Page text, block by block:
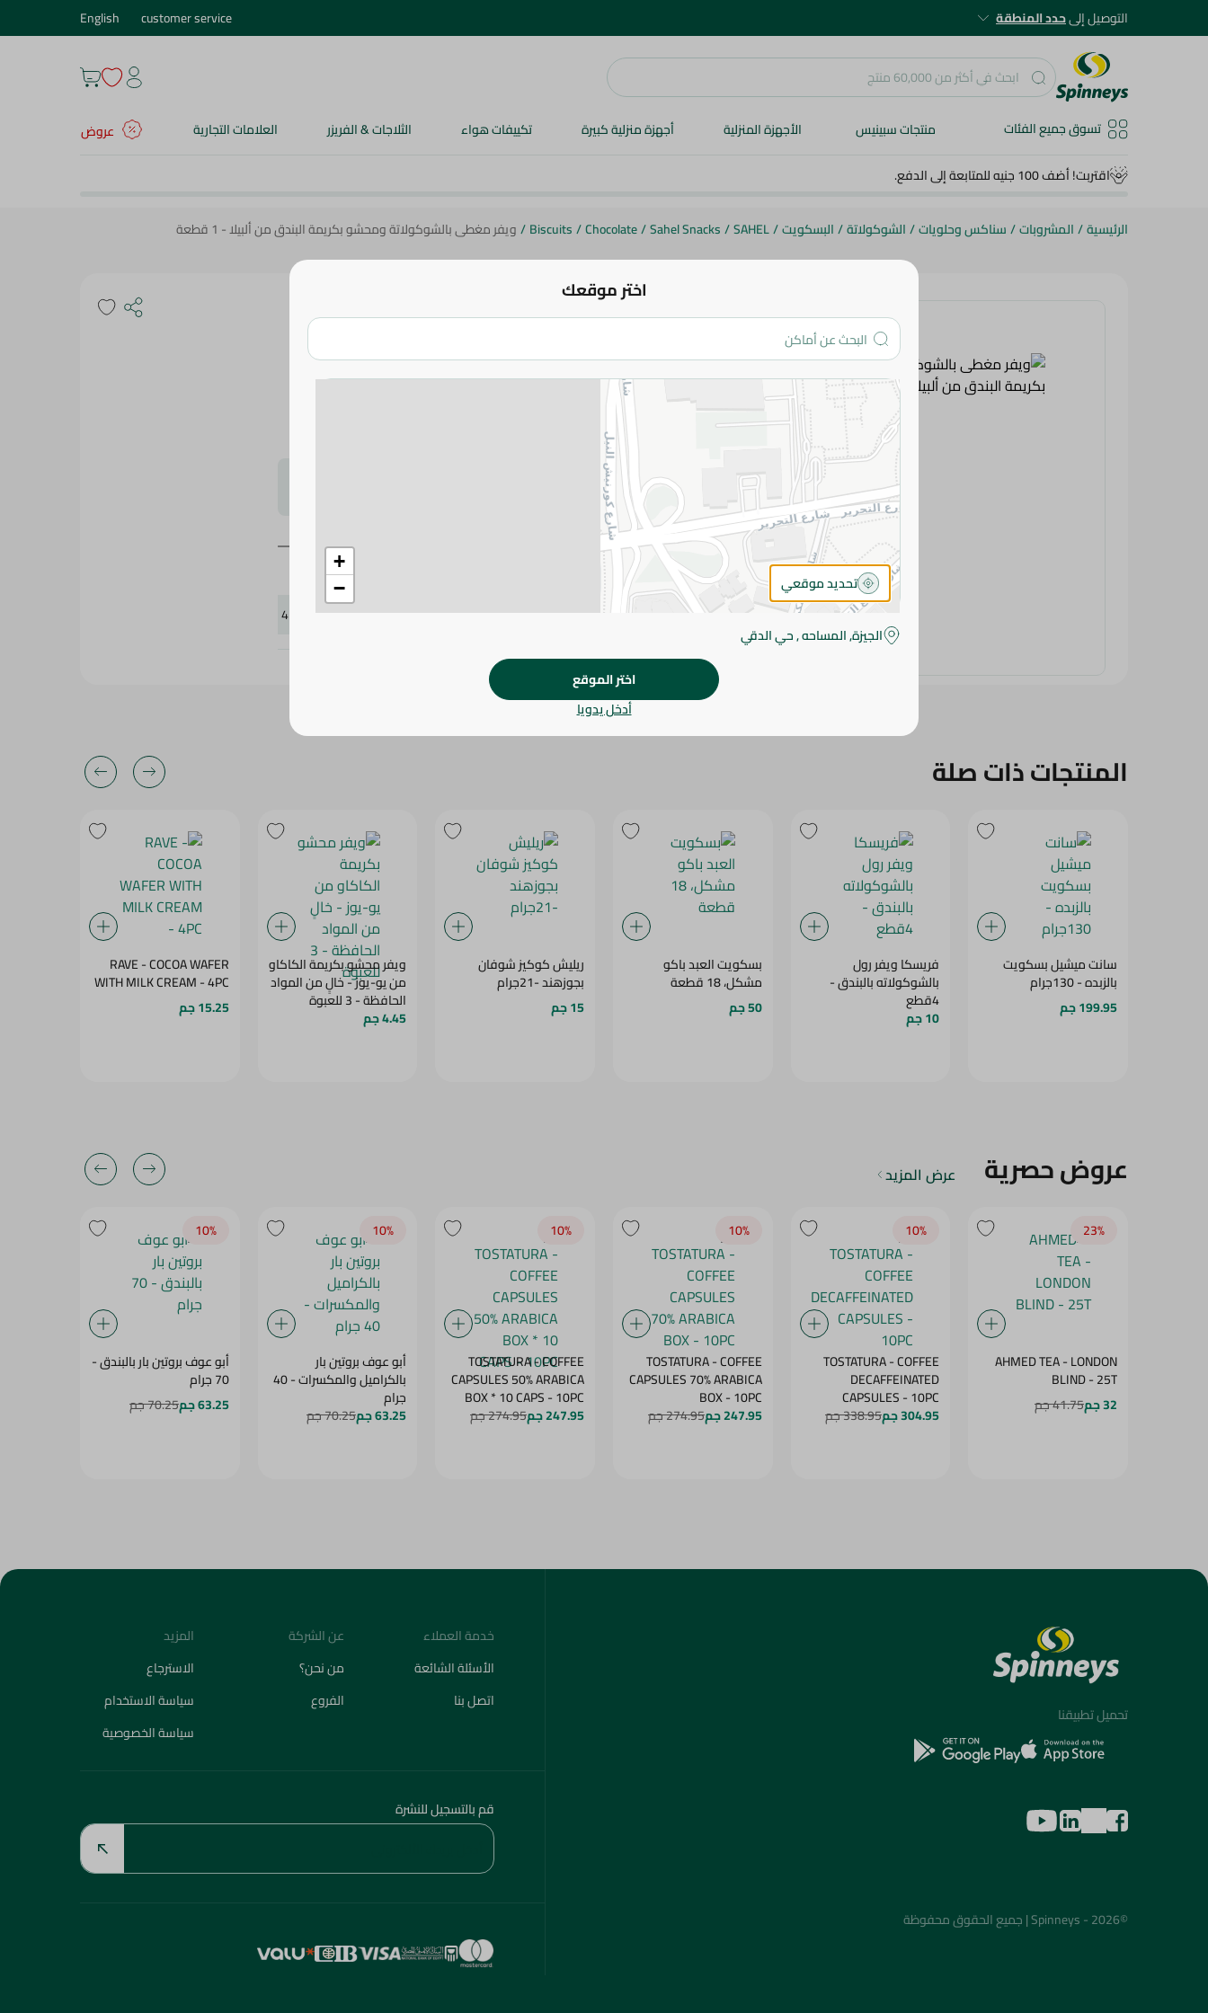
التوصيل إلىحدد المنطقة customer service
English
تسوق جميع الفئات منتجات سبينيس الأجهزة المنزلية أجهزة منزلية كبيرة تكييفات هواء الثلاجات & الفريزر العلامات التجارية
عروض
اقتربت! أضف 100 جنيه للمتابعة إلى الدفع.
الرئيسية/المشروبات/سناكس وحلويات/الشوكولاتة/البسكويت/
SAHEL
/
Sahel Snacks
/
Chocolate
/
Biscuits
/ويفر مغطى بالشوكولاتة ومحشو بكريمة البندق من ألبيلا - 1 قطعة
ويفر مغطى بالشوكولاتة ومحشو بكريمة البندق من
ألبيلا - 1 قطعة
5 جم
يرجى الملاحظة:
طفيف. قد يتغير التعبئة بناءً على التوفر.
المواصفات
براند
SKU
412180
المنتجات ذات صلة
سانت ميشيل بسكويت
بالزبده - 130جرام
199.95 جم
فريسكا ويفر رول
بالشوكولاته بالبندق -
4قطع
10 جم
بسكويت العبد باكو
مشكل، 18 قطعة
50 جم
ريليش كوكيز شوفان
بجوزهند -21جرام
15 جم
ويفر محشو بكريمة الكاكاو
من يو-يوز - خالٍ من المواد
الحافظة - 3 للعبوة
4.45 جم
RAVE - COCOA WAFER
WITH MILK CREAM - 4PC
15.25 جم
عروض حصرية عرض المزيد
23‎%‎
AHMED TEA - LONDON
BLIND - 25T
32 جم
41.75 جم
10‎%‎
TOSTATURA - COFFEE
DECAFFEINATED
CAPSULES - 10PC
304.95 جم 338.95 جم
10‎%‎
TOSTATURA - COFFEE
CAPSULES 70% ARABICA
BOX - 10PC
247.95 جم 274.95 جم
10‎%‎
TOSTATURA - COFFEE
CAPSULES 50% ARABICA
BOX * 10 CAPS - 10PC
247.95 جم 274.95 جم
10‎%‎
أبو عوف بروتين بار
بالكراميل والمكسرات - 40
جرام
63.25 جم 70.25 جم
10‎%‎
أبو عوف بروتين بار بالبندق -
70 جرام
63.25 جم
70.25 جم
اختر موقعك
+
−
تحديد موقعي
الجيزة, المساحه , حي الدقي
اختر الموقع
أدخل يدويا
تحميل تطبيقنا
©2026 - Spinneys | جميع الحقوق محفوظة
خدمة العملاء
الأسئلة الشائعة
اتصل بنا
عن الشركة
من نحن؟
الفروع
المزيد
الاسترجاع
سياسة الاستخدام
سياسة الخصوصية
قم بالتسجيل للنشرة